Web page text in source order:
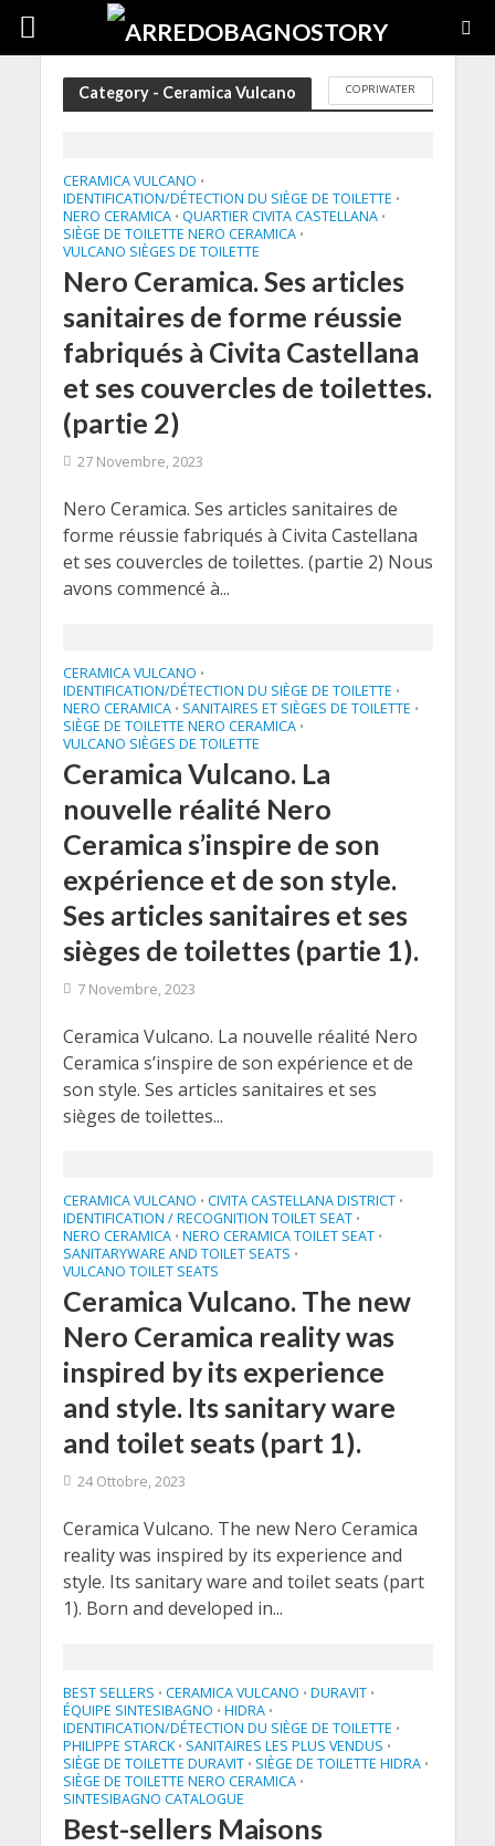
Category - Ceramica Vulcano COPRIWATER
CERAMICA VULCANO •
IDENTIFICATION/DÉTECTION DU SIÈGE DE TOILETTE •
NERO CERAMICA • QUARTIER CIVITA CASTELLANA •
SIÈGE DE TOILETTE NERO CERAMICA •
VULCANO SIÈGES DE TOILETTE
Nero Ceramica. Ses articles
sanitaires de forme réussie
fabriqués à Civita Castellana
et ses couvercles de toilettes.
(partie 2)
27 Novembre, 2023
Nero Ceramica. Ses articles sanitaires de
forme réussie fabriqués à Civita Castellana
et ses couvercles de toilettes. (partie 2) Nous
avons commencé à...
CERAMICA VULCANO •
IDENTIFICATION/DÉTECTION DU SIÈGE DE TOILETTE •
NERO CERAMICA • SANITAIRES ET SIÈGES DE TOILETTE •
SIÈGE DE TOILETTE NERO CERAMICA •
VULCANO SIÈGES DE TOILETTE
Ceramica Vulcano. La
nouvelle réalité Nero
Ceramica s’inspire de son
expérience et de son style.
Ses articles sanitaires et ses
sièges de toilettes (partie 1).
7 Novembre, 2023
Ceramica Vulcano. La nouvelle réalité Nero
Ceramica s’inspire de son expérience et de
son style. Ses articles sanitaires et ses
sièges de toilettes...
CERAMICA VULCANO • CIVITA CASTELLANA DISTRICT •
IDENTIFICATION / RECOGNITION TOILET SEAT •
NERO CERAMICA • NERO CERAMICA TOILET SEAT •
SANITARYWARE AND TOILET SEATS •
VULCANO TOILET SEATS
Ceramica Vulcano. The new
Nero Ceramica reality was
inspired by its experience
and style. Its sanitary ware
and toilet seats (part 1).
24 Ottobre, 2023
Ceramica Vulcano. The new Nero Ceramica
reality was inspired by its experience and
style. Its sanitary ware and toilet seats (part
1). Born and developed in...
BEST SELLERS • CERAMICA VULCANO • DURAVIT •
ÉQUIPE SINTESIBAGNO • HIDRA •
IDENTIFICATION/DÉTECTION DU SIÈGE DE TOILETTE •
PHILIPPE STARCK • SANITAIRES LES PLUS VENDUS •
SIÈGE DE TOILETTE DURAVIT • SIÈGE DE TOILETTE HIDRA •
SIÈGE DE TOILETTE NERO CERAMICA •
SINTESIBAGNO CATALOGUE
Best-sellers Maisons